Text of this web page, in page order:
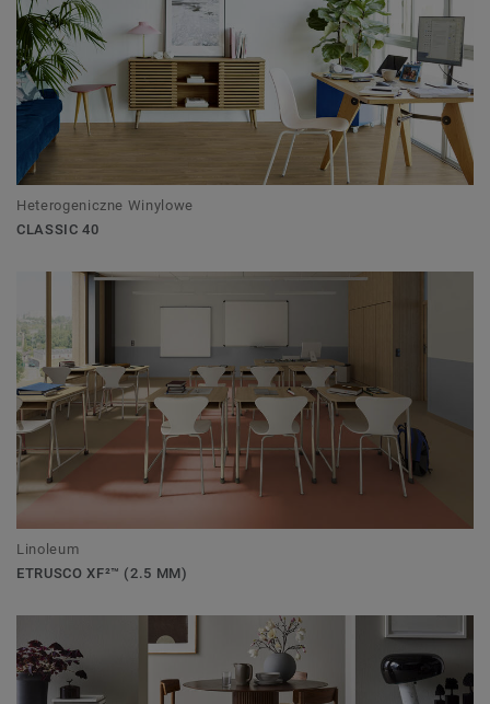
Heterogeniczne Winylowe
CLASSIC 40
Linoleum
ETRUSCO XF²™ (2.5 MM)